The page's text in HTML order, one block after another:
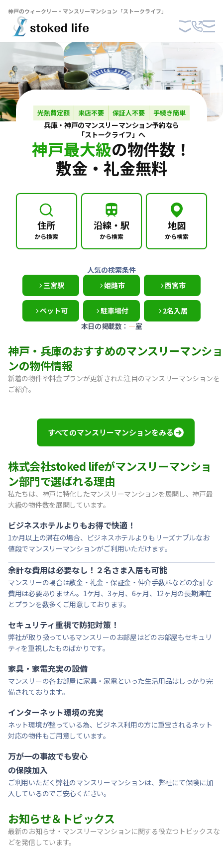
神戸のウィークリー・マンスリーマンション「ストークライフ」
光熱費定額 来店不要 保証人不要 手続き簡単
兵庫・神戸のマンスリーマンション予約なら
「ストークライフ」へ
神戸最大級の物件数！
敷金・礼金無料
住所
から検索
沿線・駅
から検索
地図
から検索
人気の検索条件
三宮駅
姫路市 西宮市
ペット可 駐車場付
2名入居
本日の掲載数： —室
神戸・兵庫のおすすめのマンスリーマンショ
ンの物件情報
新着の物件や料金プランが更新された注目のマンスリーマンションを
ご紹介。
【灘区・JR六甲道】Sステイ六甲道SOUTH・OL｜禁煙ル
【東灘区・摂津本山】Sステイ本山サンハイツOL｜禁煙
【東灘区・JR住吉】Sステイ神戸住吉本町OL｜禁煙ルーム
【神戸・春日野道】Sステイ三宮東アスヴェル｜禁煙ルー
【宝塚市・逆瀬川】Sステイ逆瀬川｜禁煙ルーム・Wi-Fi無料
【西宮北口】Sステイ西宮北口第２｜禁煙ルーム・Wi-Fiレ
【西宮北口】Sステイ西宮北口第２｜禁煙ルーム・Wi-Fiレ
【神戸・三宮】Sステイ神戸三宮レガニール｜禁煙ルーム
すべてのマンスリーマンションをみる
株式会社stoked lifeがマンスリーマンショ
ン部門で選ばれる理由
私たちは、神戸に特化したマンスリーマンションを展開し、神戸最
大級の物件数を展開しています。
ビジネスホテルよりもお得で快適！
1か月以上の滞在の場合、ビジネスホテルよりもリーズナブルなお
値段でマンスリーマンションがご利用いただけます。
余計な費用は必要なし！２名さま入居も可能
マンスリーの場合は敷金・礼金・保証金・仲介手数料などの余計な
費用は必要ありません。1ケ月、3ヶ月、6ヶ月、12ヶ月の長期滞在
とプランを数多くご用意しております。
セキュリティ重視で防犯対策！
弊社が取り扱っているマンスリーのお部屋はどのお部屋もセキュリ
ティを重視したものばかりです。
家具・家電充実の設備
マンスリーの各お部屋に家具・家電といった生活用品はしっかり完
備されております。
インターネット環境の充実
ネット環境が整っている為、ビジネス利用の方に重宝されるネット
対応の物件もご用意しています。
万が一の事故でも安心
の保険加入
ご利用いただく弊社のマンスリーマンションは、弊社にて保険に加
入しているのでご安心ください。
お知らせ＆トピックス
最新のお知らせ・マンスリーマンションに関する役立つトピックスな
どを発信しています。